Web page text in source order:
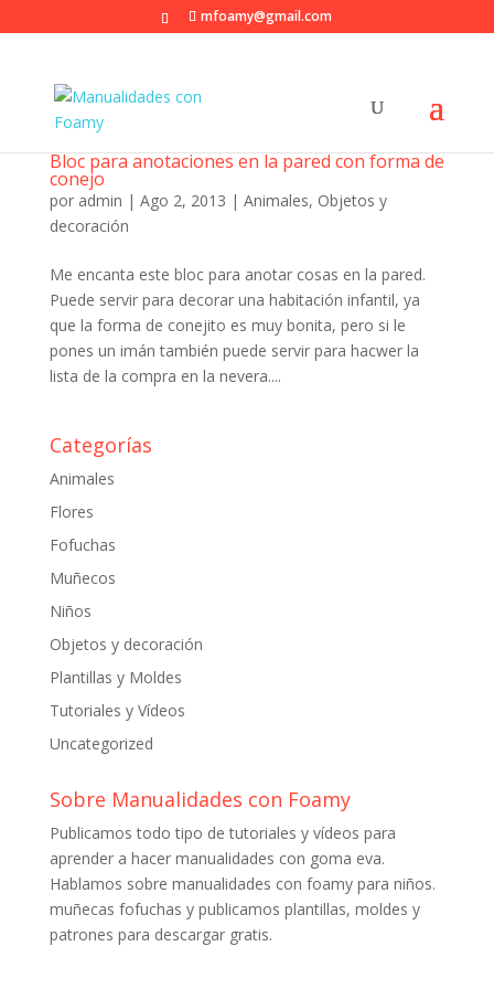
mfoamy@gmail.com
Bloc para anotaciones en la pared con forma de
conejo
por admin | Ago 2, 2013 | Animales, Objetos y
decoración
Me encanta este bloc para anotar cosas en la pared.
Puede servir para decorar una habitación infantil, ya
que la forma de conejito es muy bonita, pero si le
pones un imán también puede servir para hacwer la
lista de la compra en la nevera....
Categorías
Animales
Flores
Fofuchas
Muñecos
Niños
Objetos y decoración
Plantillas y Moldes
Tutoriales y Vídeos
Uncategorized
Sobre Manualidades con Foamy
Publicamos todo tipo de tutoriales y vídeos para
aprender a hacer manualidades con goma eva.
Hablamos sobre manualidades con foamy para niños.
muñecas fofuchas y publicamos plantillas, moldes y
patrones para descargar gratis.